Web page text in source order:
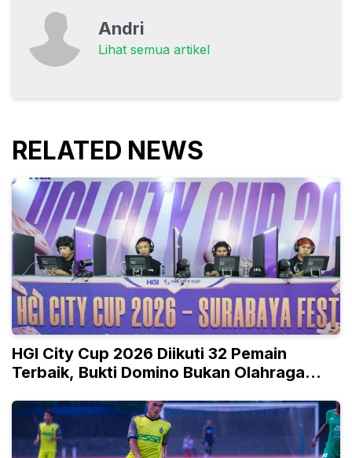
Andri
Lihat semua artikel
RELATED NEWS
HGI City Cup 2026 Diikuti 32 Pemain
Terbaik, Bukti Domino Bukan Olahraga